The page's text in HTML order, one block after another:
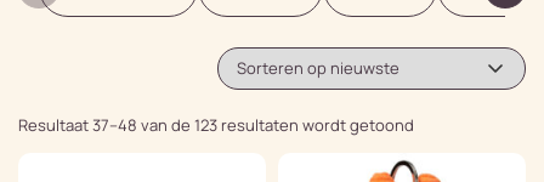
Resultaat 37–48 van de 123 resultaten wordt getoond